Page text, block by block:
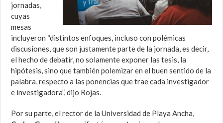
jornadas,
cuyas
mesas
incluyeron “distintos enfoques, incluso con polémicas
discusiones, que son justamente parte de la jornada, es decir,
el hecho de debatir, no solamente exponer las tesis, la
hipótesis, sino que también polemizar en el buen sentido de la
palabra, respecto a las ponencias que trae cada investigador
e investigadora”, dijo Rojas.
Por su parte, el rector de la Universidad de Playa Ancha,